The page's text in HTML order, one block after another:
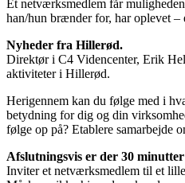
Et netværksmedlem får
han/hun brænder for, har oplevet
Nyheder fra Hillerød.
Direktør i C4 Videncenter, Erik
aktiviteter i Hillerød.
Herigennem kan du følge med i
betydning for dig og din
følge op på? Etablere samarbejde
Afslutningsvis er der 30
Inviter et netværksmedlem til et